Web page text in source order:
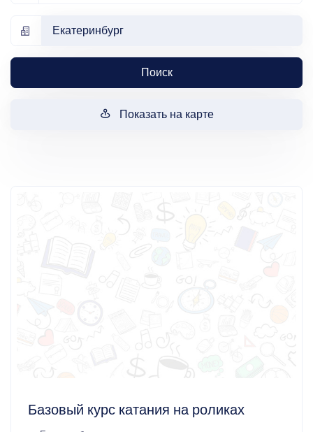
Екатеринбург
Поиск
Показать на карте
Базовый курс катания на роликах